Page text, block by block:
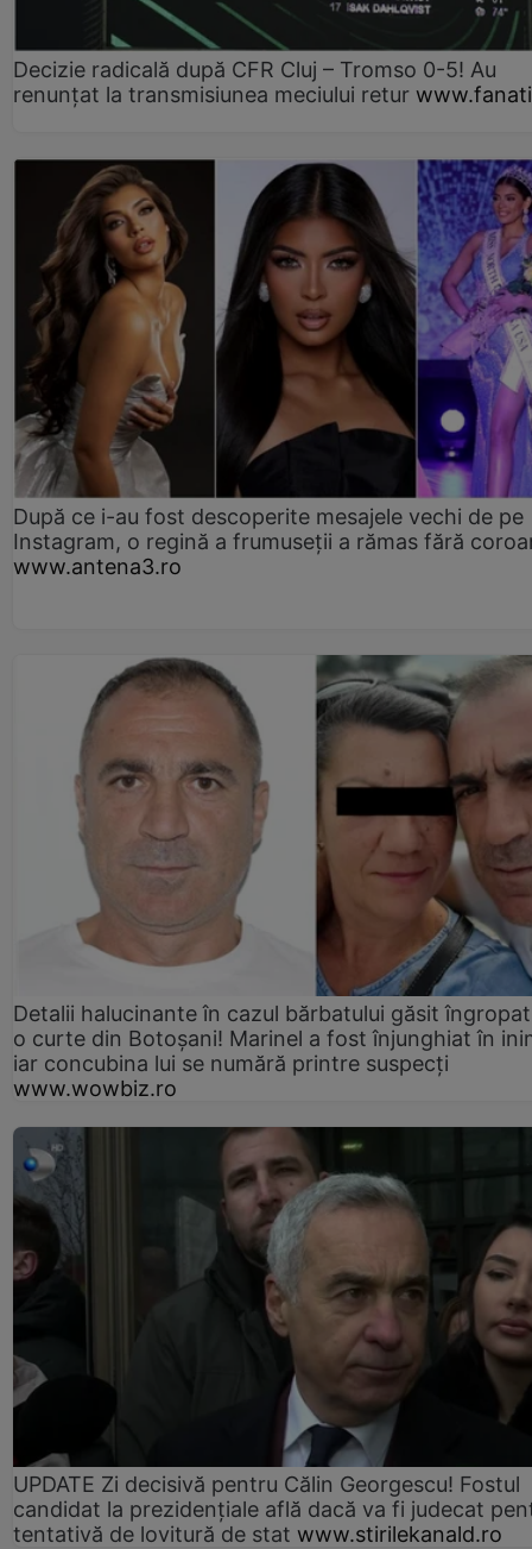
Decizie radicală după CFR Cluj – Tromso 0-5! Au
renunțat la transmisiunea meciului retur
După ce i-au fost descoperite mesajele vechi de pe
Instagram, o regină a frumuseții a rămas fără
www.antena3.ro
Detalii halucinante în cazul bărbatului găsit
o curte din Botoșani! Marinel a fost înjunghiat în
iar concubina lui se numără printre suspecți
www.wowbiz.ro
UPDATE Zi decisivă pentru Călin Georgescu! Fostul
candidat la prezidențiale află dacă va fi judecat
tentativă de lovitură de stat www.stirilekanald.ro